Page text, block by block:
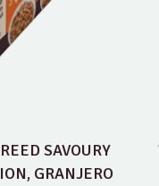
SAVOURY
GRANJERO